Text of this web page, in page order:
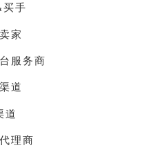
手
家
服务商
道
道
理商